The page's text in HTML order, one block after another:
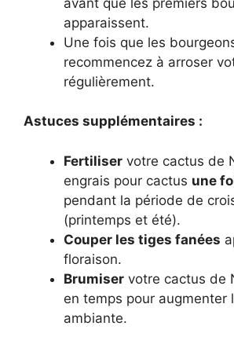
apparaissent.
Une fois que les
recommencez à arroser
régulièrement.
Astuces supplémentaires :
Fertiliser votre cactus de
engrais pour cactus une
pendant la période de
(printemps et été).
Couper les tiges fanées
floraison.
Brumiser votre cactus de
en temps pour augmenter
ambiante.